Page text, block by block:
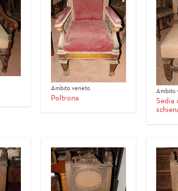
Ambito veneto
Poltrona
Ambito
Sedia